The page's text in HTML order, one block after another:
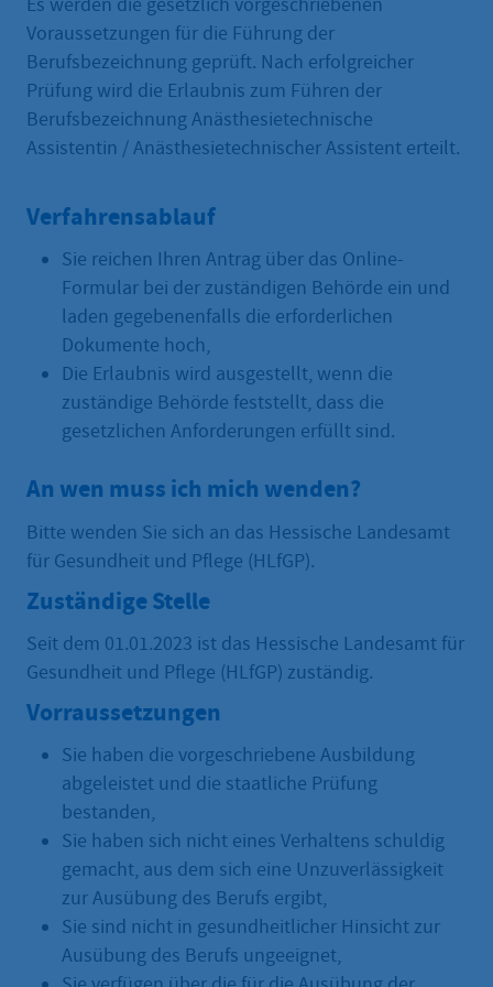
Es werden die gesetzlich vorgeschriebenen
Voraussetzungen für die Führung der
Berufsbezeichnung geprüft. Nach erfolgreicher
Prüfung wird die Erlaubnis zum Führen der
Berufsbezeichnung Anästhesietechnische
Assistentin / Anästhesietechnischer Assistent erteilt.
Verfahrensablauf
Sie reichen Ihren Antrag über das Online-
Formular bei der zuständigen Behörde ein und
laden gegebenenfalls die erforderlichen
Dokumente hoch,
Die Erlaubnis wird ausgestellt, wenn die
zuständige Behörde feststellt, dass die
gesetzlichen Anforderungen erfüllt sind.
An wen muss ich mich wenden?
Bitte wenden Sie sich an das Hessische Landesamt
für Gesundheit und Pflege (HLfGP).
Zuständige Stelle
Seit dem 01.01.2023 ist das Hessische Landesamt für
Gesundheit und Pflege (HLfGP) zuständig.
Vorraussetzungen
Sie haben die vorgeschriebene Ausbildung
abgeleistet und die staatliche Prüfung
bestanden,
Sie haben sich nicht eines Verhaltens schuldig
gemacht, aus dem sich eine Unzuverlässigkeit
zur Ausübung des Berufs ergibt,
Sie sind nicht in gesundheitlicher Hinsicht zur
Ausübung des Berufs ungeeignet,